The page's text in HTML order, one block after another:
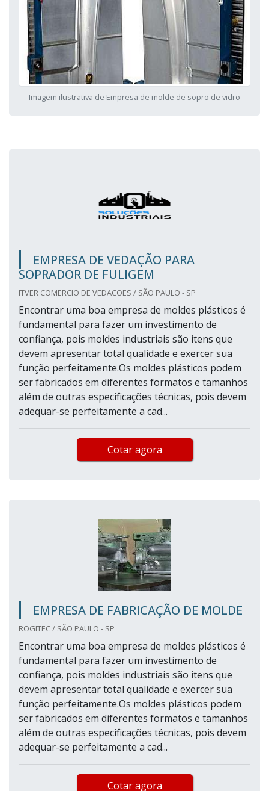
Imagem ilustrativa de Empresa de molde de sopro de vidro
EMPRESA DE VEDAÇÃO PARA
SOPRADOR DE FULIGEM
ITVER COMERCIO DE VEDACOES / SÃO PAULO - SP
Encontrar uma boa empresa de moldes plásticos é
fundamental para fazer um investimento de
confiança, pois moldes industriais são itens que
devem apresentar total qualidade e exercer sua
função perfeitamente.Os moldes plásticos podem
ser fabricados em diferentes formatos e tamanhos
além de outras especificações técnicas, pois devem
adequar-se perfeitamente a cad...
Cotar agora
EMPRESA DE FABRICAÇÃO DE MOLDE
ROGITEC / SÃO PAULO - SP
Encontrar uma boa empresa de moldes plásticos é
fundamental para fazer um investimento de
confiança, pois moldes industriais são itens que
devem apresentar total qualidade e exercer sua
função perfeitamente.Os moldes plásticos podem
ser fabricados em diferentes formatos e tamanhos
além de outras especificações técnicas, pois devem
adequar-se perfeitamente a cad...
Cotar agora